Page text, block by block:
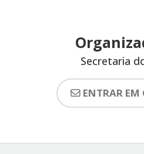
Secretaria
ENTRAR